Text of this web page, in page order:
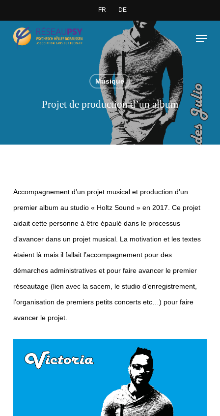
to
main
FR DE
Menu
Musique
Projet de production d’un album
Accompagnement d’un projet musical et production d’un
premier album au studio « Holtz Sound » en 2017. Ce projet
aidait cette personne à être épaulé dans le processus
d’avancer dans un projet musical. La motivation et les textes
étaient là mais il fallait l’accompagnement pour des
démarches administratives et pour faire avancer le premier
réseautage (lien avec la sacem, le studio d’enregistrement,
l’organisation de premiers petits concerts etc…) pour faire
avancer le projet.